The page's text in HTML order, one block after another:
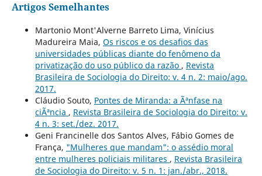
Artigos Semelhantes
Martonio Mont'Alverne Barreto Lima, Vinícius
Madureira Maia, Os riscos e os desafios das
universidades públicas diante do fenômeno da
privatização do uso público da razão , Revista
Brasileira de Sociologia do Direito: v. 4 n. 2: maio/ago.
2017.
Cláudio Souto, Pontes de Miranda: a Ãªnfase na
ciÃªncia , Revista Brasileira de Sociologia do Direito: v.
4 n. 3: set./dez. 2017.
Geni Francinelle dos Santos Alves, Fábio Gomes de
França, "Mulheres que mandam": o assédio moral
entre mulheres policiais militares , Revista Brasileira
de Sociologia do Direito: v. 5 n. 1: jan./abr., 2018.